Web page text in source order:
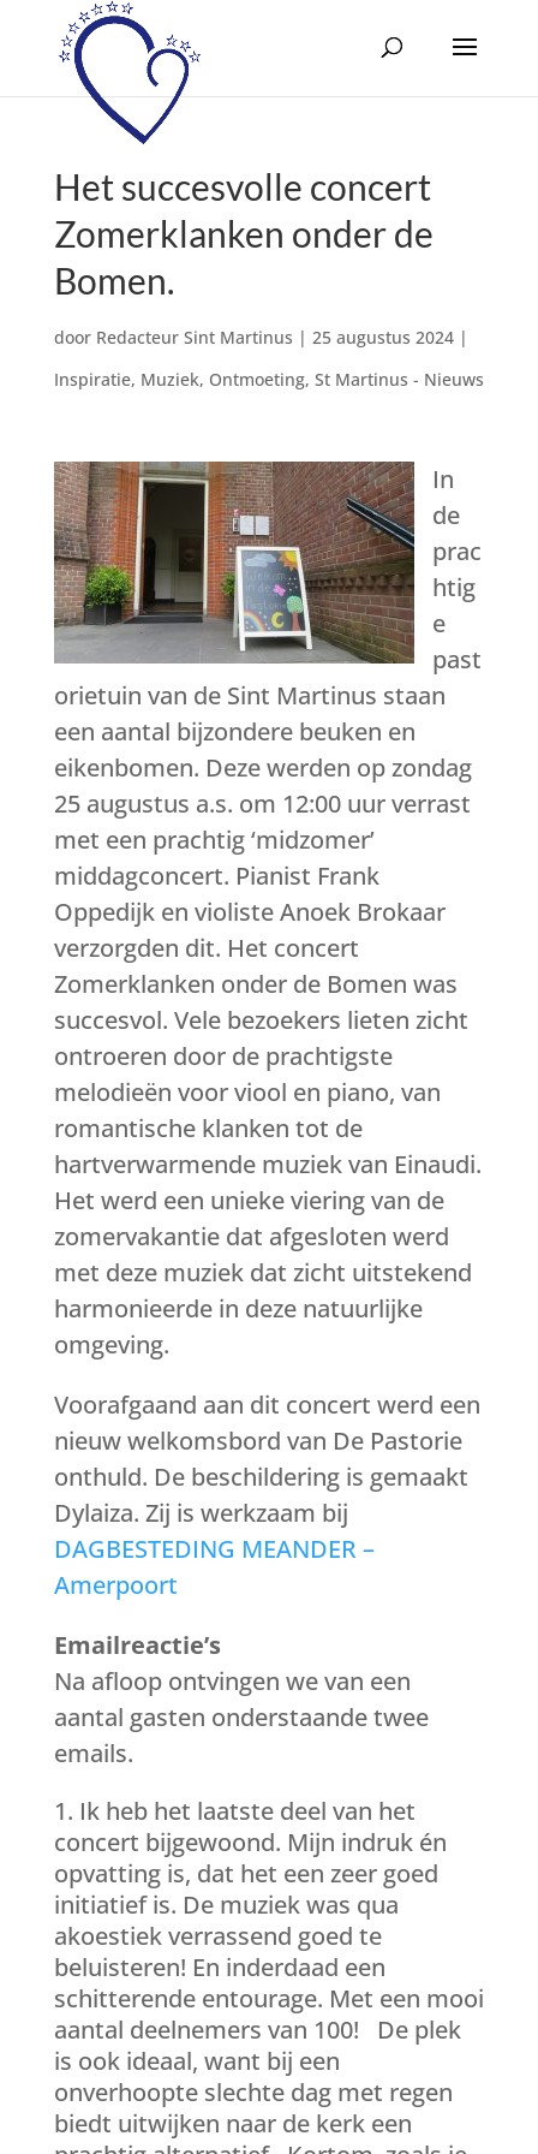
Het succesvolle concert
Zomerklanken onder de
Bomen.
door Redacteur Sint Martinus | 25 augustus 2024|
Inspiratie, Muziek, Ontmoeting, St Martinus - Nieuws
In
de
prac
htig
e
past
orietuin van de Sint Martinus staan
een aantal bijzondere beuken en
eikenbomen. Deze werden op zondag
25 augustus a.s. om 12:00 uur verrast
met een prachtig ‘midzomer’
middagconcert. Pianist Frank
Oppedijk en violiste Anoek Brokaar
verzorgden dit. Het concert
Zomerklanken onder de Bomen was
succesvol. Vele bezoekers lieten zicht
ontroeren door de prachtigste
melodieën voor viool en piano, van
romantische klanken tot de
hartverwarmende muziek van Einaudi.
Het werd een unieke viering van de
zomervakantie dat afgesloten werd
met deze muziek dat zicht uitstekend
harmonieerde in deze natuurlijke
omgeving.
Voorafgaand aan dit concert werd een
nieuw welkomsbord van De Pastorie
onthuld. De beschildering is gemaakt
Dylaiza. Zij is werkzaam bij
DAGBESTEDING MEANDER –
Amerpoort
Emailreactie’s
Na afloop ontvingen we van een
aantal gasten onderstaande twee
emails.
Ik heb het laatste deel van het
concert bijgewoond. Mijn indruk én
opvatting is, dat het een zeer goed
initiatief is. De muziek was qua
akoestiek verrassend goed te
beluisteren! En inderdaad een
schitterende entourage. Met een mooi
aantal deelnemers van 100! De plek
is ook ideaal, want bij een
onverhoopte slechte dag met regen
biedt uitwijken naar de kerk een